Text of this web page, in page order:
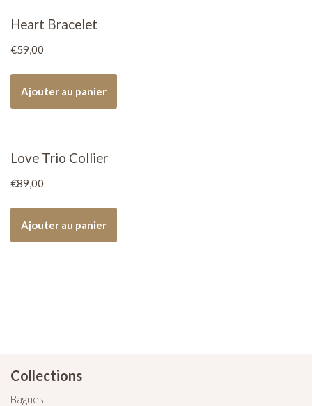
Heart Bracelet
€59,00
Ajouter au panier
Love Trio Collier
€89,00
Ajouter au panier
Collections
Bagues